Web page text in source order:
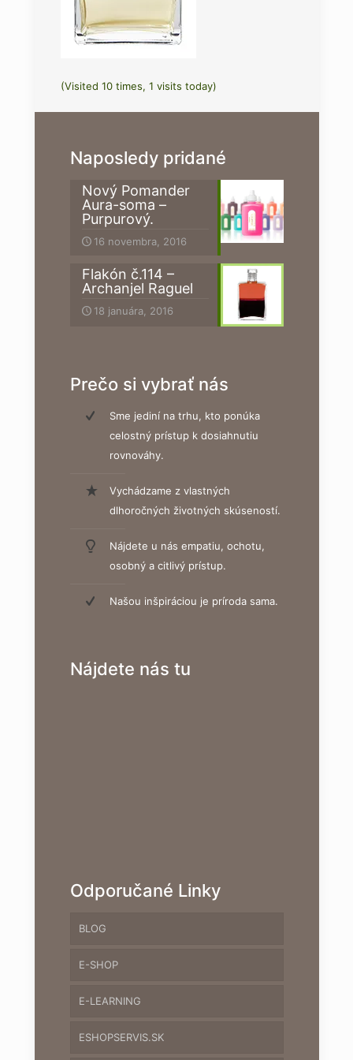
(Visited 10 times, 1 visits today)
Naposledy pridané
Nový Pomander
Aura-soma –
Purpurový.
16 novembra, 2016
Flakón č.114 –
Archanjel Raguel
18 januára, 2016
Prečo si vybrať nás
Sme jediní na trhu, kto ponúka
celostný prístup k dosiahnutiu
rovnováhy.
Vychádzame z vlastných
dlhoročných životných skúseností.
Nájdete u nás empatiu, ochotu,
osobný a citlivý prístup.
Našou inšpiráciou je príroda sama.
Nájdete nás tu
Odporučané Linky
BLOG
E-SHOP
E-LEARNING
ESHOPSERVIS.SK